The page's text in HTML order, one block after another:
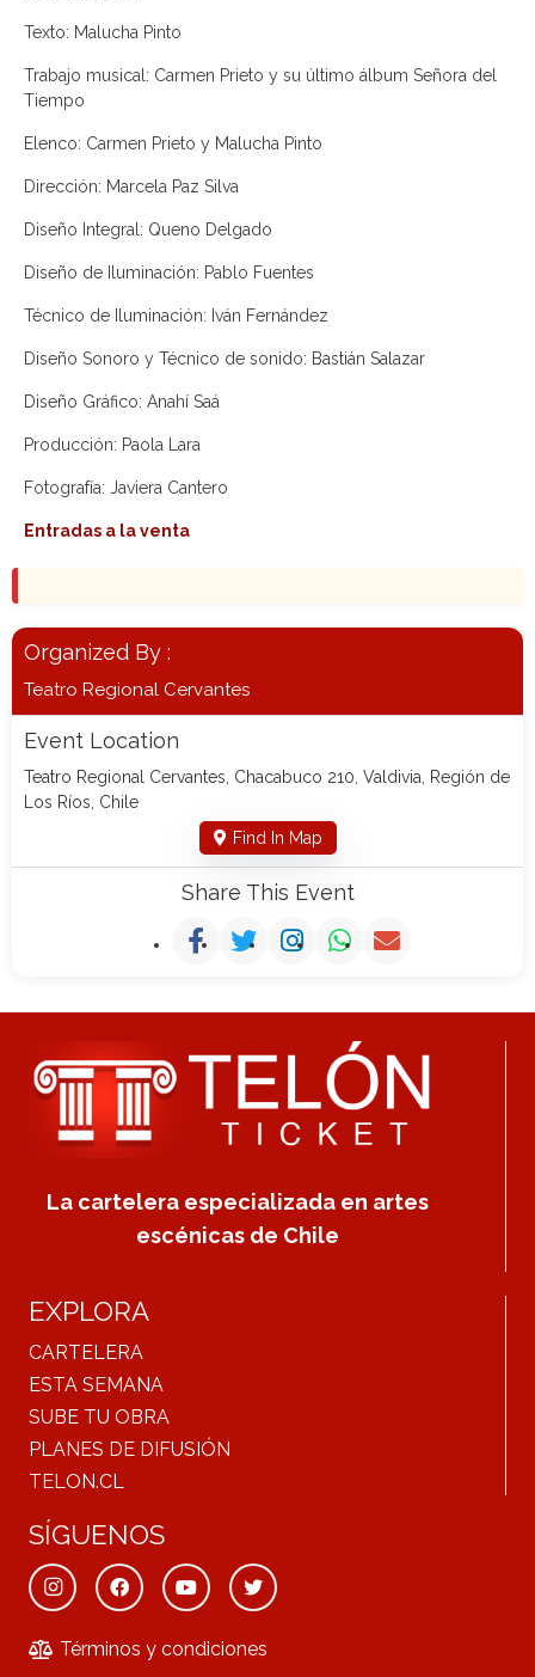
Texto: Malucha Pinto
Trabajo musical: Carmen Prieto y su último álbum Señora del
Tiempo
Elenco: Carmen Prieto y Malucha Pinto
Dirección: Marcela Paz Silva
Diseño Integral: Queno Delgado
Diseño de Iluminación: Pablo Fuentes
Técnico de Iluminación: Iván Fernández
Diseño Sonoro y Técnico de sonido: Bastián Salazar
Diseño Gráfico: Anahí Saá
Producción: Paola Lara
Fotografía: Javiera Cantero
Entradas a la venta
Organized By :
Teatro Regional Cervantes
Event Location
Teatro Regional Cervantes, Chacabuco 210, Valdivia, Región de
Los Ríos, Chile
Find In Map
Share This Event
La cartelera especializada en artes
escénicas de Chile
EXPLORA
CARTELERA
ESTA SEMANA
SUBE TU OBRA
PLANES DE DIFUSIÓN
TELON.CL
SÍGUENOS
Términos y condiciones